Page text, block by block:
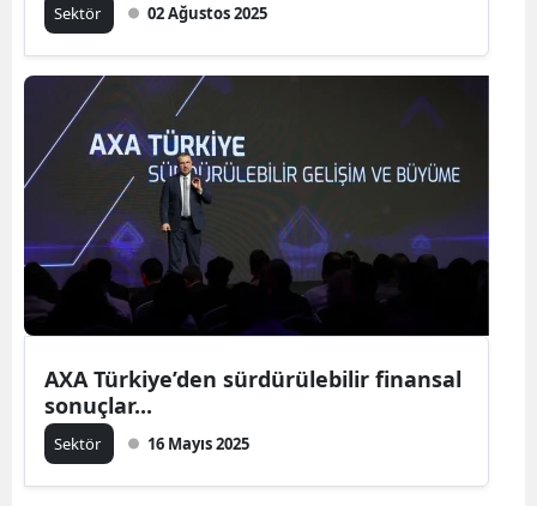
Sektör 02 Ağustos 2025
AXA Türkiye’den sürdürülebilir finansal
sonuçlar...
Sektör 16 Mayıs 2025